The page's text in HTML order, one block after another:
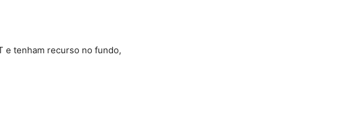
e tenham recurso no fundo,